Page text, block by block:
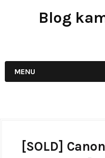
Blog
MENU
[SOLD]